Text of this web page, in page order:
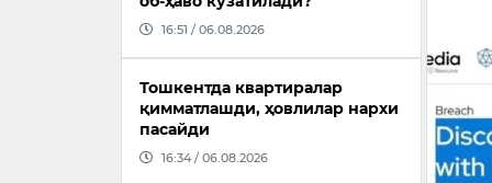
16:51 / 06.08.2026
Тошкентда квартиралар
қимматлашди, ҳовлилар нархи
пасайди
16:34 / 06.08.2026